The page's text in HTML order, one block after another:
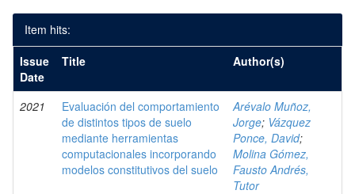
Item hits:
Issue
Date
Title Author(s)
2021
Evaluación del comportamiento
de distintos tipos de suelo
mediante herramientas
computacionales incorporando
modelos constitutivos del suelo
Arévalo Muñoz,
Jorge; Vázquez
Ponce, David;
Molina Gómez,
Fausto Andrés,
Tutor